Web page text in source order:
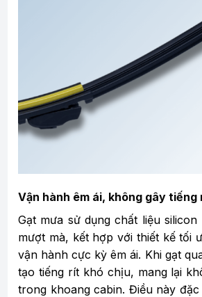
Vận hành êm ái, không gây tiếng
Gạt mưa sử dụng chất liệu
mượt mà, kết hợp với thiết kế tối
vận hành cực kỳ êm ái. Khi gạt
tạo tiếng rít khó chịu, mang lại
trong khoang cabin. Điều này